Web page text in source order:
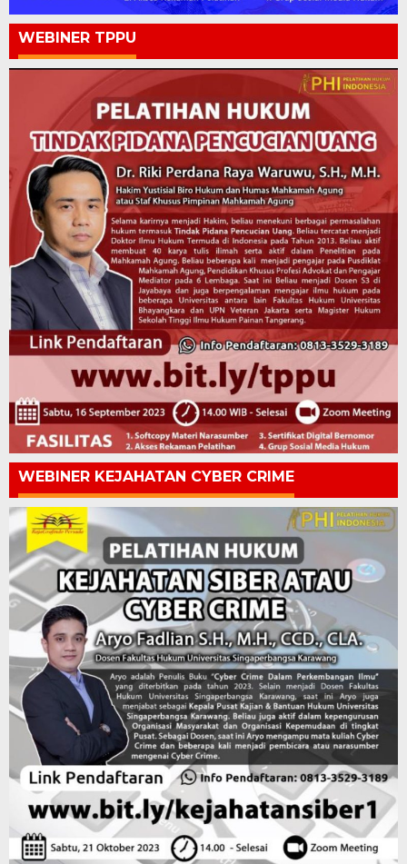
WEBINER TPPU
WEBINER KEJAHATAN CYBER CRIME